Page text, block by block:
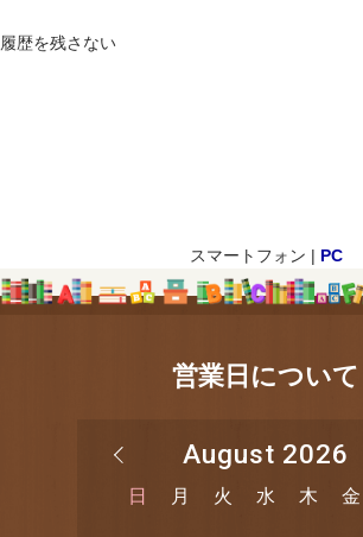
履歴を残さない
スマートフォン | PC
営業日について
August 2026
日 月 火 水 木 金